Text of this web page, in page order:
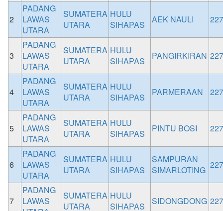
2
PADANG
LAWAS
UTARA
SUMATERA
UTARA
HULU
SIHAPAS
AEK NAULI
3
PADANG
LAWAS
UTARA
SUMATERA
UTARA
HULU
SIHAPAS
PANGIRKIRAN
4
PADANG
LAWAS
UTARA
SUMATERA
UTARA
HULU
SIHAPAS
PARMERAAN
5
PADANG
LAWAS
UTARA
SUMATERA
UTARA
HULU
SIHAPAS
PINTU BOSI
6
PADANG
LAWAS
UTARA
SUMATERA
UTARA
HULU
SIHAPAS
SAMPURAN
SIMARLOTING
7
PADANG
LAWAS
SUMATERA
UTARA
HULU
SIHAPAS
SIDONGDONG